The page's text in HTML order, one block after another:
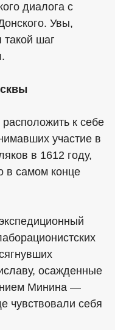
диалога с
Увы,
шаг
к себе
участие в
в 1612 году,
в самом конце
осажденные
Минина —
чувствовали себя